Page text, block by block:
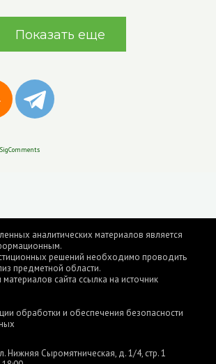
Показать еще
аналитических материалов является
решений необходимо проводить
предметной области.
сайта ссылка на источник
обработки и обеспечения безопасности
Нижняя Сыромятническая, д. 1/4, стр. 1